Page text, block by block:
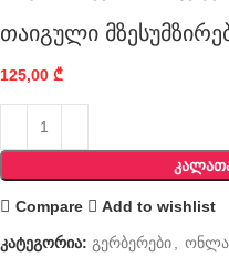
თაიგული
125,00 ₾
Compare Add to wishlist
კატეგორია: გერბერები,